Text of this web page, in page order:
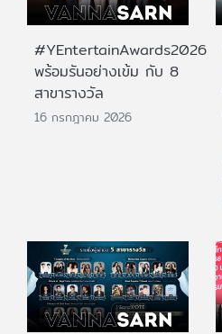
#YEntertainAwards2026
พร้อมรันอย่างเข้ม กับ 8
สาขารางวัล
16 กรกฎาคม 2026